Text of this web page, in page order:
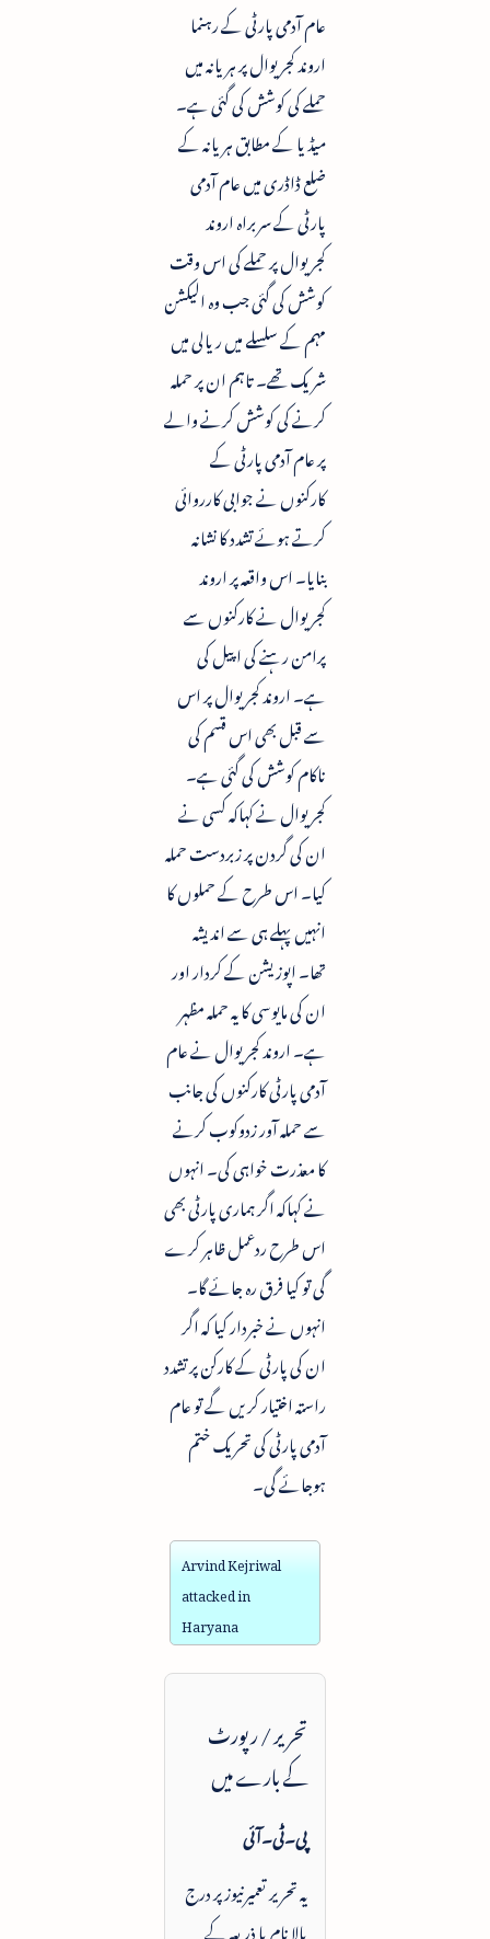
عام آدمی پارٹی کے رہنما
اروند کجریوال پر ہریانہ میں
حملے کی کوشش کی گئی ہے۔
میڈیا کے مطابق ہریانہ کے
ضلع ڈاڈری میں عام آدمی
پارٹی کے سربراہ اروند
کجریوال پر حملے کی اس وقت
کوشش کی گئی جب وہ الیکشن
مہم کے سلسلے میں ریالی میں
شریک تھے۔ تاہم ان پر حملہ
کرنے کی کوشش کرنے والے
پر عام آدمی پارٹی کے
کارکنوں نے جوابی کارروائی
کرتے ہوئے تشدد کا نشانہ
بنایا۔ اس واقعہ پر اروند
کجریوال نے کارکنوں سے
پرامن رہنے کی اپیل کی
ہے۔ اروند کجریوال پر اس
سے قبل بھی اس قسم کی
ناکام کوشش کی گئی ہے۔
کجریوال نے کہاکہ کسی نے
ان کی گردن پر زبردست حملہ
کیا۔ اس طرح کے حملوں کا
انہیں پہلے ہی سے اندیشہ
تھا۔ اپوزیشن کے کردار اور
ان کی مایوسی کا یہ حملہ مظہر
ہے۔ اروند کجریوال نے عام
آدمی پارٹی کارکنوں کی جانب
سے حملہ آور زدوکوب کرنے
کا معذرت خواہی کی۔ انہوں
نے کہاکہ اگر ہماری پارٹی بھی
اس طرح ردعمل ظاہر کرے
گی تو کیا فرق رہ جائے گا۔
انہوں نے خبردار کیا کہ اگر
ان کی پارٹی کے کارکن پر تشدد
راستہ اختیار کریں گے تو عام
آدمی پارٹی کی تحریک ختم
ہوجائے گی۔
Arvind Kejriwal
attacked in
Haryana
تحریر / رپورٹ
کے بارے میں
پی۔ٹی۔آئی
یہ تحریر تعمیرنیوز پر درج
بالا نام یا ذریعہ کے